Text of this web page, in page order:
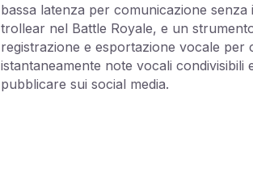
bassa latenza per comunicazione senza
trollear nel Battle Royale, e un
registrazione e esportazione vocale per
istantaneamente note vocali condivisibili
pubblicare sui social media.